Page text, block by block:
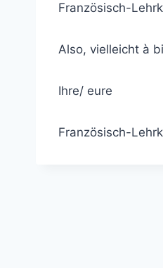
Französisch-
Also, vielleicht à
Ihre/ eure
Französisch-